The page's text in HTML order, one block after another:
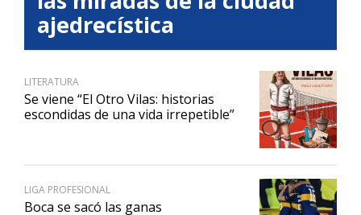
ajedrecística
LITERATURA
Se viene “El Otro Vilas: historias
escondidas de una vida irrepetible”
LIGA PROFESIONAL
Boca se sacó las ganas